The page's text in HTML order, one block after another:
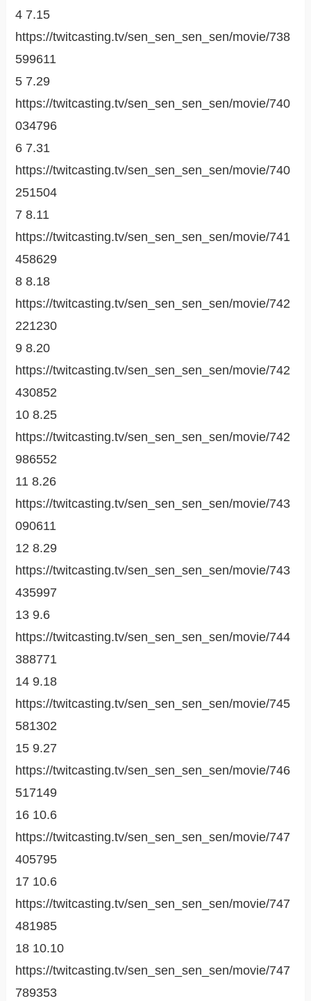
4 7.15
https://twitcasting.tv/sen_sen_sen_sen/movie/738
599611
5 7.29
https://twitcasting.tv/sen_sen_sen_sen/movie/740
034796
6 7.31
https://twitcasting.tv/sen_sen_sen_sen/movie/740
251504
7 8.11
https://twitcasting.tv/sen_sen_sen_sen/movie/741
458629
8 8.18
https://twitcasting.tv/sen_sen_sen_sen/movie/742
221230
9 8.20
https://twitcasting.tv/sen_sen_sen_sen/movie/742
430852
10 8.25
https://twitcasting.tv/sen_sen_sen_sen/movie/742
986552
11 8.26
https://twitcasting.tv/sen_sen_sen_sen/movie/743
090611
12 8.29
https://twitcasting.tv/sen_sen_sen_sen/movie/743
435997
13 9.6
https://twitcasting.tv/sen_sen_sen_sen/movie/744
388771
14 9.18
https://twitcasting.tv/sen_sen_sen_sen/movie/745
581302
15 9.27
https://twitcasting.tv/sen_sen_sen_sen/movie/746
517149
16 10.6
https://twitcasting.tv/sen_sen_sen_sen/movie/747
405795
17 10.6
https://twitcasting.tv/sen_sen_sen_sen/movie/747
481985
18 10.10
https://twitcasting.tv/sen_sen_sen_sen/movie/747
789353